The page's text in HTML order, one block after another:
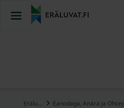
sisdollui
Eräluvat